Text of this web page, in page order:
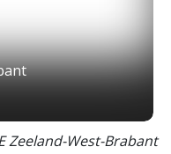
Zeeland-West-Brabant